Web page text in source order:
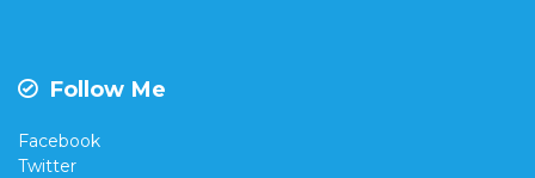
Follow Me
Facebook
Twitter